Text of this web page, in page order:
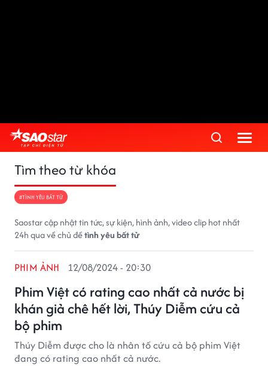
Tìm theo từ khóa
#TÌNH YÊU BẤT TỬ
Saostar cập nhật tin tức, sự kiện, hình ảnh, video clip hot nhất
24h qua về chủ đềtình yêu bất tử
Phim Việt có rating cao nhất cả nước bị
khán giả chê hết lời, Thúy Diễm cứu cả
bộ phim
PHIM ẢNH 12/08/2024 - 20:30
Thúy Diễm được cho là nhân tố cứu cả bộ phim Việt
đang có rating cao nhất cả nước.